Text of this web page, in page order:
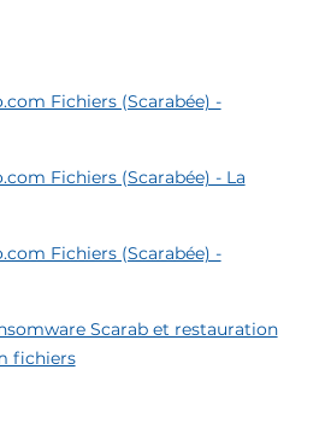
Fichiers (Scarabée) -
Fichiers (Scarabée) - La
Fichiers (Scarabée) -
Scarab et restauration
fichiers